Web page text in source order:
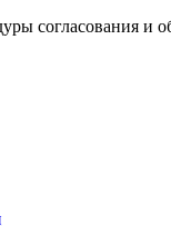
согласования